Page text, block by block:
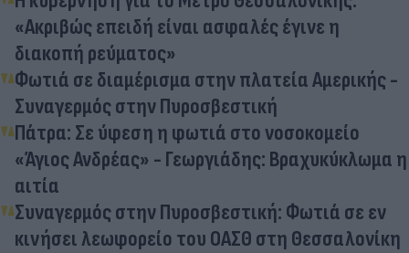
«Ακριβώς επειδή είναι ασφαλές έγινε η
διακοπή ρεύματος»
Φωτιά σε διαμέρισμα στην πλατεία Αμερικής -
Συναγερμός στην Πυροσβεστική
Πάτρα: Σε ύφεση η φωτιά στο νοσοκομείο
«Άγιος Ανδρέας» - Γεωργιάδης: Βραχυκύκλωμα η
αιτία
Συναγερμός στην Πυροσβεστική: Φωτιά σε εν
κινήσει λεωφορείο του ΟΑΣΘ στη Θεσσαλονίκη